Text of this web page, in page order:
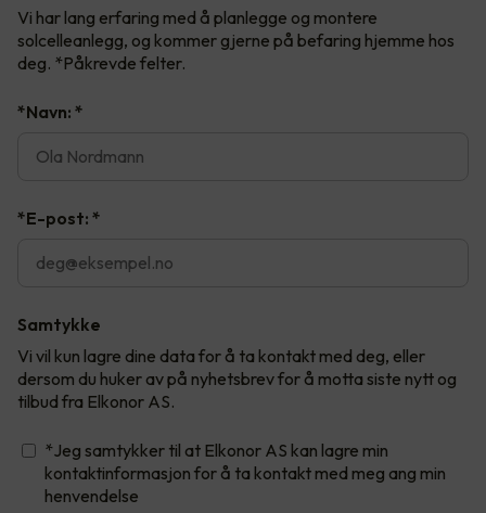
Vi har lang erfaring med å planlegge og montere
solcelleanlegg, og kommer gjerne på befaring hjemme hos
deg. *Påkrevde felter.
*Navn: *
*E-post: *
Samtykke
Vi vil kun lagre dine data for å ta kontakt med deg, eller
dersom du huker av på nyhetsbrev for å motta siste nytt og
tilbud fra Elkonor AS.
*Jeg samtykker til at Elkonor AS kan lagre min
kontaktinformasjon for å ta kontakt med meg ang min
henvendelse